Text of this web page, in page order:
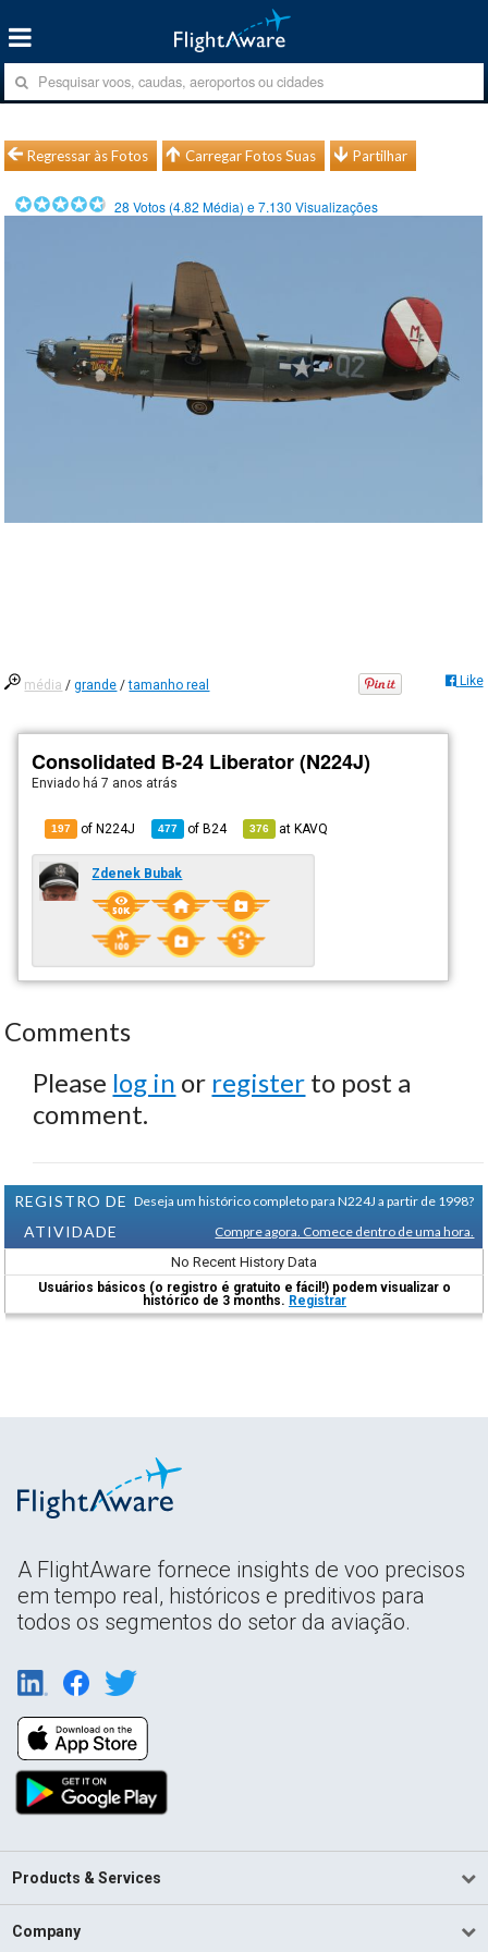
Regressar às Fotos Carregar Fotos Suas Partilhar
28 Votos (4.82 Média) e7.130 Visualizações
média /grande /tamanho real Like
Consolidated B-24 Liberator (N224J)
Enviado há7 anos atrás
197 of N224J 477 ofB24 376 atKAVQ
Zdenek Bubak
Comments
Please log in or register to post a
comment.
REGISTRO DE
ATIVIDADE
Deseja um histórico completo para N224J a partir de 1998?
Compre agora. Comece dentro de uma hora.
No Recent History Data
Usuários básicos (o registro é gratuito e fácil!) podem visualizar o
histórico de 3 months. Registrar
A FlightAware fornece insights de voo precisos
em tempo real, históricos e preditivos para
todos os segmentos do setor da aviação.
Products & Services
Company